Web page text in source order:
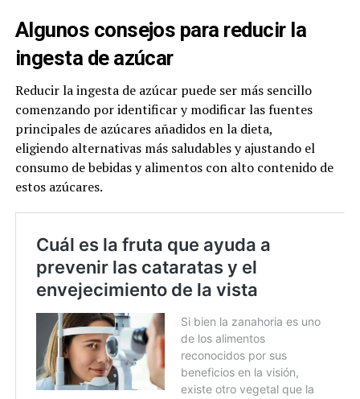
Algunos consejos para reducir la
ingesta de azúcar
Reducir la ingesta de azúcar puede ser más sencillo
comenzando por identificar y modificar las fuentes
principales de azúcares añadidos en la dieta,
eligiendo alternativas más saludables y ajustando el
consumo de bebidas y alimentos con alto contenido de
estos azúcares.